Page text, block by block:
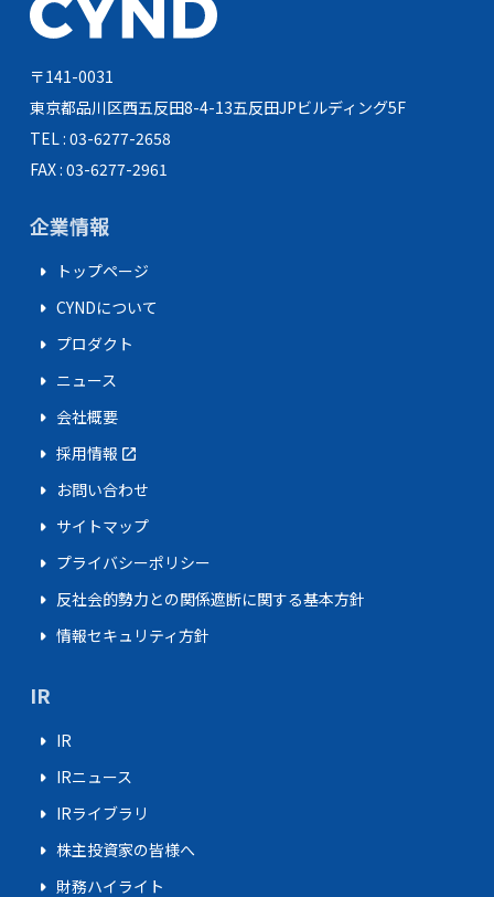
〒141-0031
東京都品川区西五反田8-4-13五反田JPビルディング5F
TEL : 03-6277-2658
FAX : 03-6277-2961
企業情報
arrow_right トップページ
arrow_right CYNDについて
arrow_right プロダクト
arrow_right ニュース
arrow_right 会社概要
arrow_right 採用情報 open_in_new
arrow_right お問い合わせ
arrow_right サイトマップ
arrow_right プライバシーポリシー
arrow_right 反社会的勢力との関係遮断に関する基本方針
arrow_right 情報セキュリティ方針
IR
arrow_right IR
arrow_right IRニュース
arrow_right IRライブラリ
arrow_right 株主投資家の皆様へ
arrow_right 財務ハイライト